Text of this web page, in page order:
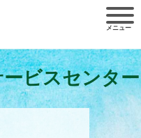
ビスセンター